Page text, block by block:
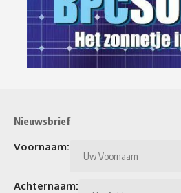
Nieuwsbrief
Voornaam:
Achternaam: